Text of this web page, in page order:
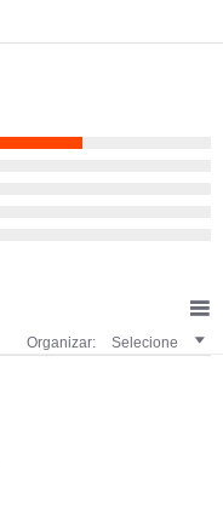
Organizar: Selecione